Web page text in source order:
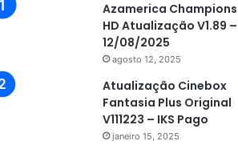
Azamerica Champions
HD Atualização V1.89 –
12/08/2025
agosto 12, 2025
Atualização Cinebox
Fantasia Plus Original
V111223 – IKS Pago
janeiro 15, 2025